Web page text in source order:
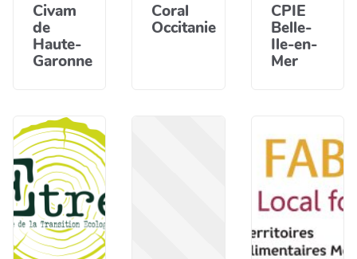
Civam
de
Haute-
Garonne
Coral
Occitanie
CPIE
Belle-
Ile-en-
Mer